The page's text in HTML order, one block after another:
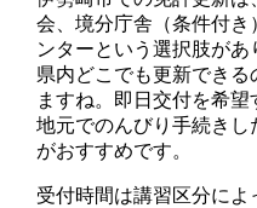
会、境分庁舎（条件付
ンターという選択肢が
県内どこでも更新できる
ますね。即日交付を希望
地元でのんびり手続き
がおすすめです。
受付時間は講習区分に